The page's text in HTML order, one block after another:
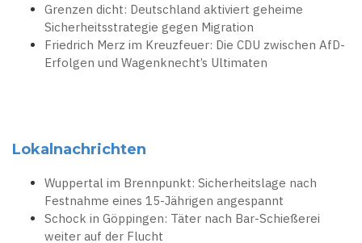
Grenzen dicht: Deutschland aktiviert geheime
Sicherheitsstrategie gegen Migration
Friedrich Merz im Kreuzfeuer: Die CDU zwischen AfD-
Erfolgen und Wagenknecht’s Ultimaten
Lokalnachrichten
Wuppertal im Brennpunkt: Sicherheitslage nach
Festnahme eines 15-Jährigen angespannt
Schock in Göppingen: Täter nach Bar-Schießerei
weiter auf der Flucht